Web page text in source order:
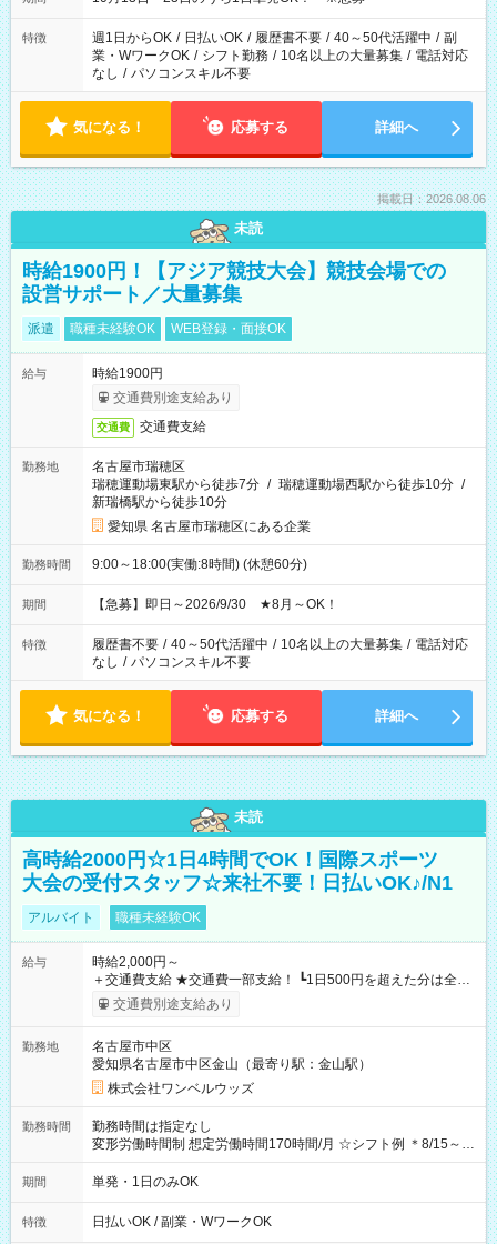
け、夕方だけ、などもOKです！
特徴 週1日からOK / 日払いOK / 履歴書不要 / 40～50代活躍中 / 副
業・WワークOK / シフト勤務 / 10名以上の大量募集 / 電話対応
なし / パソコンスキル不要
気になる！ 応募する 詳細へ
掲載日：2026.08.06
未読
時給1900円！【アジア競技大会】競技会場での
設営サポート／大量募集
派遣 職種未経験OK WEB登録・面接OK
給与
時給1900円
交通費別途支給あり
交通費 交通費支給
勤務地
名古屋市瑞穂区
瑞穂運動場東駅から徒歩7分 / 瑞穂運動場西駅から徒歩10分 /
新瑞橋駅から徒歩10分
愛知県 名古屋市瑞穂区にある企業
勤務時間 9:00～18:00(実働:8時間) (休憩60分)
期間 【急募】即日～2026/9/30 ★8月～OK！
特徴 履歴書不要 / 40～50代活躍中 / 10名以上の大量募集 / 電話対応
なし / パソコンスキル不要
気になる！ 応募する 詳細へ
未読
高時給2000円☆1日4時間でOK！国際スポーツ
大会の受付スタッフ☆来社不要！日払いOK♪/N1
アルバイト 職種未経験OK
給与
時給2,000円～
＋交通費支給 ★交通費一部支給！ ┗1日500円を超えた分は全額
支給！ ※往復500円以内の方は自己負担となります ★日払い
OK！（規定あり） ┗働いたその日に現金GET♪ お仕事後はコン
期間なし
交通費別途支給あり
勤務地
名古屋市中区
愛知県名古屋市中区金山（最寄り駅：金山駅）
株式会社ワンベルウッズ
勤務時間
勤務時間は指定なし
変形労働時間制 想定労働時間170時間/月 ☆シフト例 ＊8/15～
10/26 全日共通 08：00～12：00 17：00～21：00 ＊8/31
～9/19のみ下記シフトもあります！ 12：00～16：00 ＊9/6～
00
期間 単発・1日のみOK
特徴 日払いOK / 副業・WワークOK